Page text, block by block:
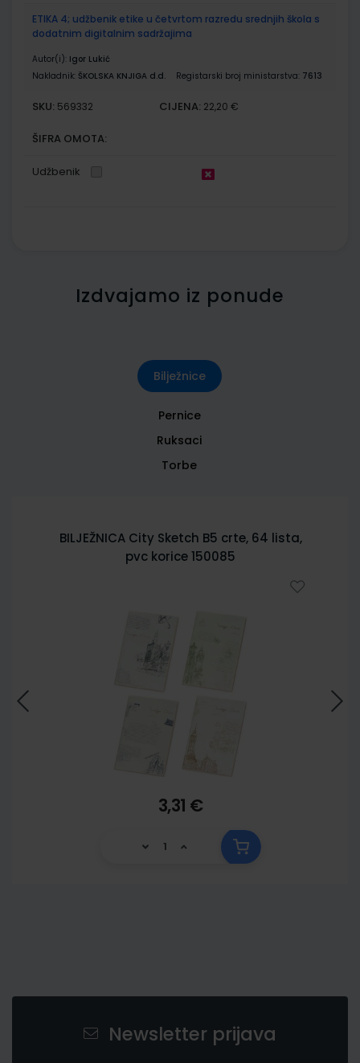
ETIKA 4; udžbenik etike u četvrtom razredu srednjih škola s
dodatnim digitalnim sadržajima
Autor(i): Igor Lukić
Nakladnik: ŠKOLSKA KNJIGA d.d. Registarski broj ministarstva: 7613
SKU: 569332 CIJENA: 22,20 €
ŠIFRA OMOTA:
Udžbenik
Izdvajamo iz ponude
Bilježnice
Pernice
Ruksaci
Torbe
BILJEŽNICA City Sketch B5 crte, 64 lista,
pvc korice 150085
3,31 €
Newsletter prijava